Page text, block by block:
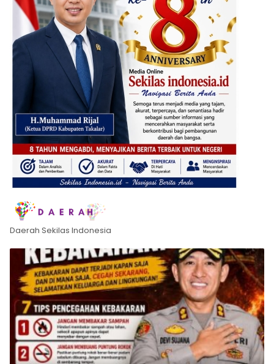
Daerah Sekilas Indonesia